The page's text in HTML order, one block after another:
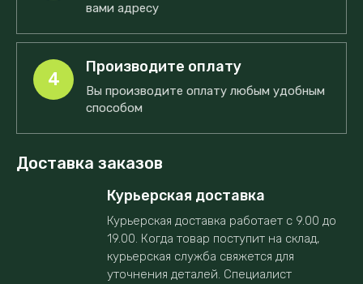
вами адресу
4
Производите оплату
Вы производите оплату любым удобным
способом
Доставка заказов
Курьерская доставка
Курьерская доставка работает с 9.00 до
19.00. Когда товар поступит на склад,
курьерская служба свяжется для
уточнения деталей. Специалист